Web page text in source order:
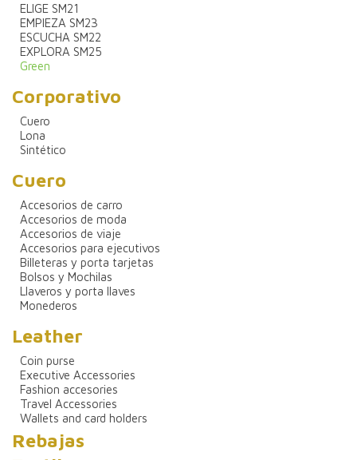
ELIGE SM21
EMPIEZA SM23
ESCUCHA SM22
EXPLORA SM25
Green
Corporativo
Cuero
Lona
Sintético
Cuero
Accesorios de carro
Accesorios de moda
Accesorios de viaje
Accesorios para ejecutivos
Billeteras y porta tarjetas
Bolsos y Mochilas
Llaveros y porta llaves
Monederos
Leather
Coin purse
Executive Accessories
Fashion accesories
Travel Accessories
Wallets and card holders
Rebajas